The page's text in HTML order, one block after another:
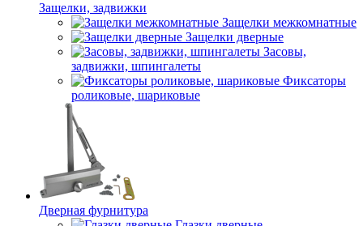
Защелки, задвижки
Защелки межкомнатные
Защелки дверные
Засовы,
задвижки, шпингалеты
Фиксаторы
роликовые, шариковые
Дверная фурнитура